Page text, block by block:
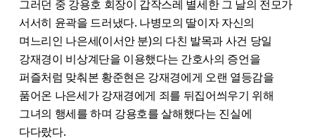
그러던 중 강용호 회장이 갑작스레 별세한 그 날의 전모가
서서히 윤곽을 드러냈다. 나병모의 딸이자 자신의
며느리인 나은세(이서안 분)의 다친 발목과 사건 당일
강재경이 비상계단을 이용했다는 간호사의 증언을
퍼즐처럼 맞춰본 황준현은 강재경에게 오랜 열등감을
품어온 나은세가 강재경에게 죄를 뒤집어씌우기 위해
그녀의 행세를 하며 강용호를 살해했다는 진실에
다다랐다.